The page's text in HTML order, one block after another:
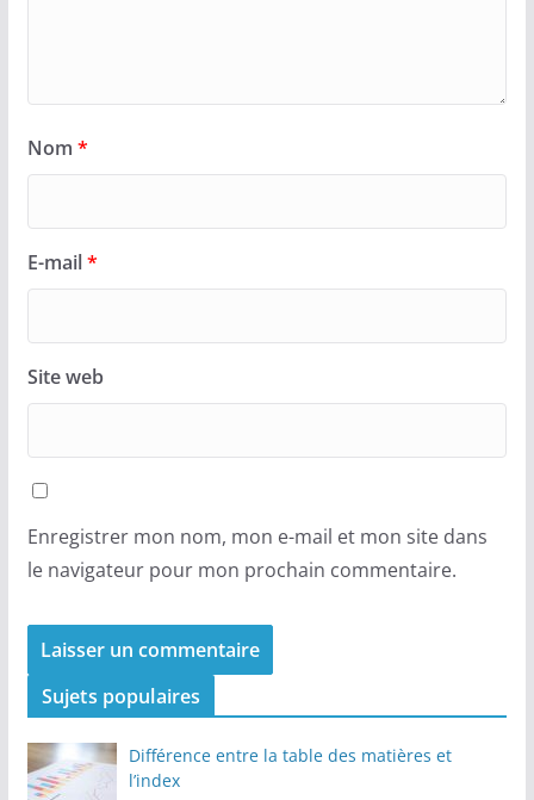
Nom *
E-mail*
Site web
Enregistrer mon nom, mon e-mail et mon site dans
le navigateur pour mon prochain commentaire.
Sujets populaires
Différence entre la table des matières et
l’index